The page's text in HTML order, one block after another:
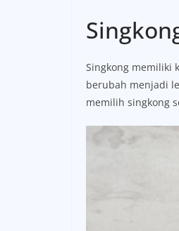
Singkong memiliki
berubah menjadi
memilih singkong